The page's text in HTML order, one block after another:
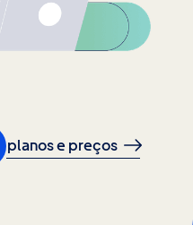
planos e preços